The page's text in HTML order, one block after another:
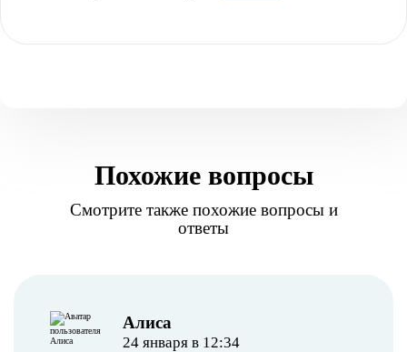
Похожие вопросы
Смотрите также похожие вопросы и
ответы
Алиса
24 января в 12:34